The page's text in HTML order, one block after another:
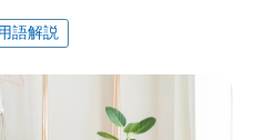
語解説